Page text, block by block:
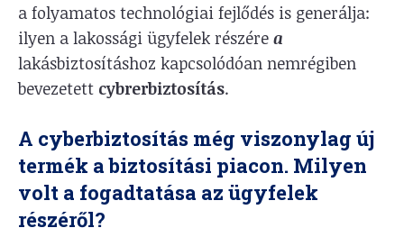
a folyamatos technológiai fejlődés is generálja:
ilyen a lakossági ügyfelek részére a
lakásbiztosításhoz kapcsolódóan nemrégiben
bevezetett cybrerbiztosítás.
A cyberbiztosítás még viszonylag új
termék a biztosítási piacon. Milyen
volt a fogadtatása az ügyfelek
részéről?